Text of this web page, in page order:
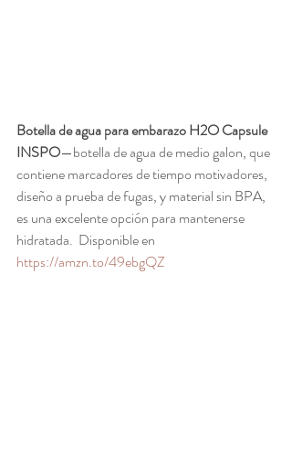
Botella de agua para embarazo H2O Capsule
INSPO—botella de agua de medio galon, que
contiene marcadores de tiempo motivadores,
diseño a prueba de fugas, y material sin BPA,
es una excelente opción para mantenerse
hidratada.  Disponible en
https://amzn.to/49ebgQZ